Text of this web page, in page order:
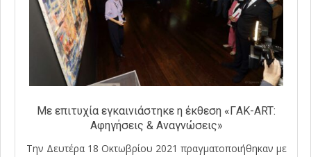
Με επιτυχία εγκαινιάστηκε η έκθεση «ΓAK-ART:
Αφηγήσεις & Αναγνώσεις»
Την Δευτέρα 18 Οκτωβρίου 2021 πραγματοποιήθηκαν με